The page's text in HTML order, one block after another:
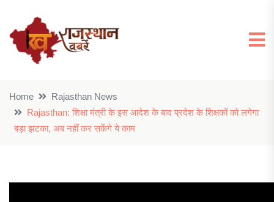
Home
Rajasthan News
Rajasthan: शिक्षा मंत्री के इस आदेश के बाद प्रदेश के शिक्षकों को लगेगा
बड़ा झटका, अब नहीं कर सकेंगे ये काम